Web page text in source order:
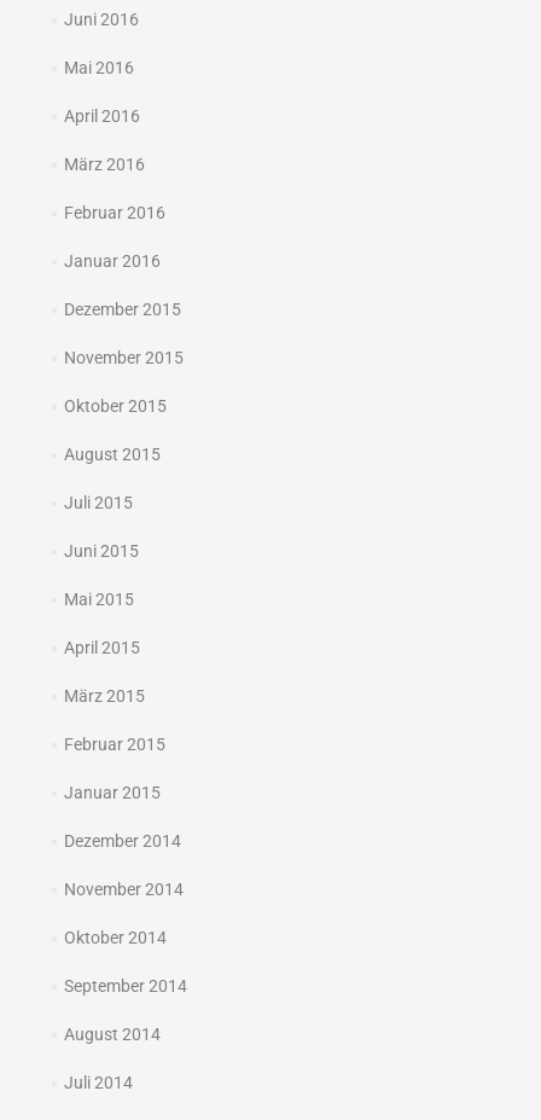
Juni 2016
Mai 2016
April 2016
März 2016
Februar 2016
Januar 2016
Dezember 2015
November 2015
Oktober 2015
August 2015
Juli 2015
Juni 2015
Mai 2015
April 2015
März 2015
Februar 2015
Januar 2015
Dezember 2014
November 2014
Oktober 2014
September 2014
August 2014
Juli 2014